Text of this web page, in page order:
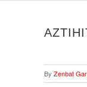
By Zenbat